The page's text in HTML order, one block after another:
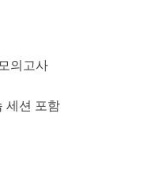
의고사
세션 포함